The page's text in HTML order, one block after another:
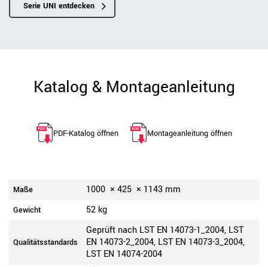
Serie UNI entdecken
Katalog & Montageanleitung
PDF-Katalog öffnen Montageanleitung öffnen
Maße 1000 × 425 × 1143 mm
Gewicht 52 kg
Qualitätsstandards
Geprüft nach LST EN 14073-1_2004, LST
EN 14073-2_2004, LST EN 14073-3_2004,
LST EN 14074-2004